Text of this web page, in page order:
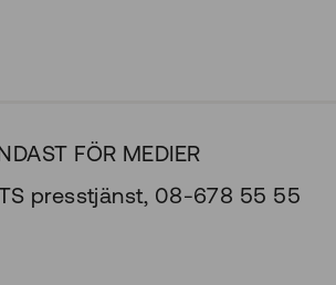
FÖR MEDIER
presstjänst, 08-678 55 55